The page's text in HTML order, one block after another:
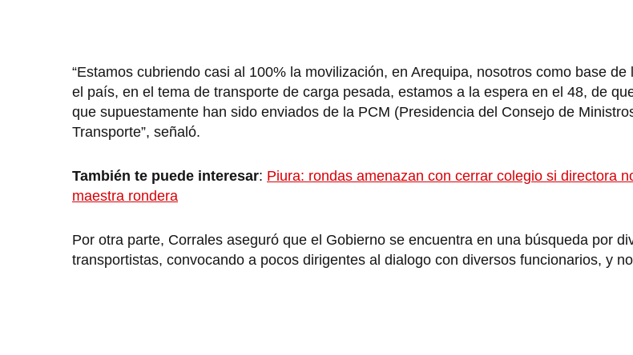
“Estamos cubriendo casi al 100% la movilización, en Arequipa, nosotros como base
el país, en el tema de transporte de carga pesada, estamos a la espera en el 48, de
que supuestamente han sido enviados de la PCM (Presidencia del Consejo de
Transporte”, señaló.
También te puede interesar: Piura: rondas amenazan con cerrar colegio si directora
maestra rondera
Por otra parte, Corrales aseguró que el Gobierno se encuentra en una búsqueda por
transportistas, convocando a pocos dirigentes al dialogo con diversos funcionarios, y